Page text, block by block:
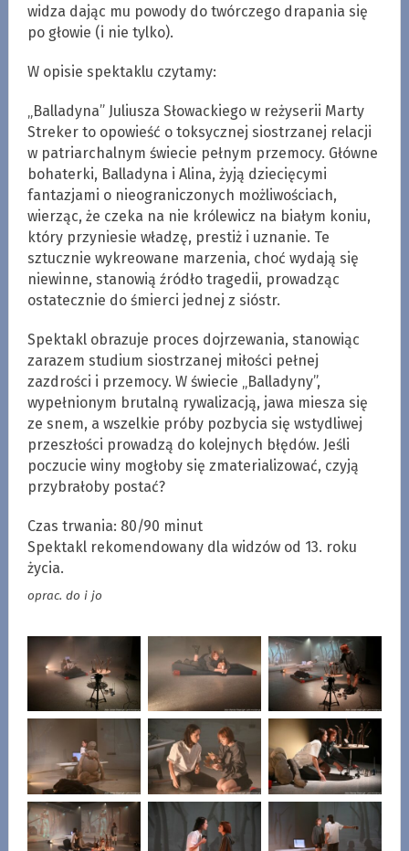
widza dając mu powody do twórczego drapania się
po głowie (i nie tylko).
W opisie spektaklu czytamy:
„Balladyna” Juliusza Słowackiego w reżyserii Marty
Streker to opowieść o toksycznej siostrzanej relacji
w patriarchalnym świecie pełnym przemocy. Główne
bohaterki, Balladyna i Alina, żyją dziecięcymi
fantazjami o nieograniczonych możliwościach,
wierząc, że czeka na nie królewicz na białym koniu,
który przyniesie władzę, prestiż i uznanie. Te
sztucznie wykreowane marzenia, choć wydają się
niewinne, stanowią źródło tragedii, prowadząc
ostatecznie do śmierci jednej z sióstr.
Spektakl obrazuje proces dojrzewania, stanowiąc
zarazem studium siostrzanej miłości pełnej
zazdrości i przemocy. W świecie „Balladyny”,
wypełnionym brutalną rywalizacją, jawa miesza się
ze snem, a wszelkie próby pozbycia się wstydliwej
przeszłości prowadzą do kolejnych błędów. Jeśli
poczucie winy mogłoby się zmaterializować, czyją
przybrałoby postać?
Czas trwania: 80/90 minut
Spektakl rekomendowany dla widzów od 13. roku
życia.
oprac. do i jo